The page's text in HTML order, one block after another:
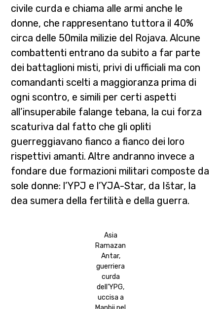
civile curda e chiama alle armi anche le
donne, che rappresentano tuttora il 40%
circa delle 50mila milizie del Rojava. Alcune
combattenti entrano da subito a far parte
dei battaglioni misti, privi di ufficiali ma con
comandanti scelti a maggioranza prima di
ogni scontro, e simili per certi aspetti
all’insuperabile falange tebana, la cui forza
scaturiva dal fatto che gli opliti
guerreggiavano fianco a fianco dei loro
rispettivi amanti. Altre andranno invece a
fondare due formazioni militari composte da
sole donne: l’YPJ e l’YJA-Star, da Ištar, la
dea sumera della fertilità e della guerra.
Asia
Ramazan
Antar,
guerriera
curda
dell’YPG,
uccisa a